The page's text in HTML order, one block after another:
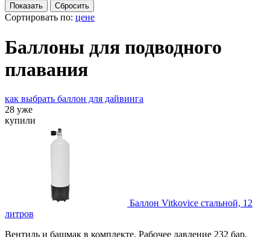
Сортировать по: цене
Баллоны для подводного
плавания
как выбрать баллон для дайвинга
28 уже
купили
Баллон Vitkovice стальной, 12
литров
Вентиль и башмак в комплекте. Рабочее давление 232 бар.